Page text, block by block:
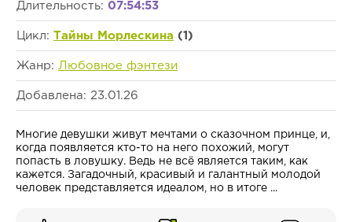
Длительность: 07:54:53
Цикл: Тайны Морлескина (1)
Жанр: Любовное фэнтези
Добавлена: 23.01.26
Многие девушки живут мечтами о сказочном принце, и,
когда появляется кто-то на него похожий, могут
попасть в ловушку. Ведь не всё является таким, как
кажется. Загадочный, красивый и галантный молодой
человек представляется идеалом, но в итоге ...